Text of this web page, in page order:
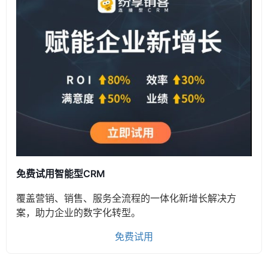
免费试用智能型CRM
覆盖营销、销售、服务全流程的一体化新增长解决方
案，助力企业的数字化转型。
免费试用